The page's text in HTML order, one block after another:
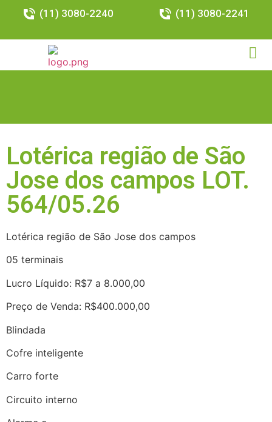
(11) 3080-2240 (11) 3080-2241
Lotérica região de São
Jose dos campos LOT.
564/05.26
Lotérica região de São Jose dos campos
05 terminais
Lucro Líquido: R$7 a 8.000,00
Preço de Venda: R$400.000,00
Blindada
Cofre inteligente
Carro forte
Circuito interno